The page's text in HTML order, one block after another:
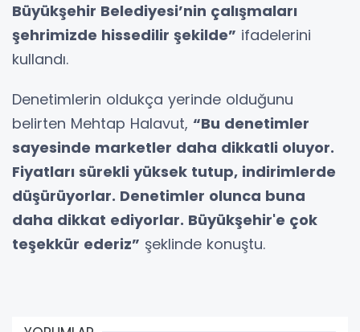
Büyükşehir Belediyesi’nin çalışmaları
şehrimizde hissedilir şekilde” ifadelerini
kullandı.
Denetimlerin oldukça yerinde olduğunu
belirten Mehtap Halavut, “Bu denetimler
sayesinde marketler daha dikkatli oluyor.
Fiyatları sürekli yüksek tutup, indirimlerde
düşürüyorlar. Denetimler olunca buna
daha dikkat ediyorlar. Büyükşehir'e çok
teşekkür ederiz” şeklinde konuştu.